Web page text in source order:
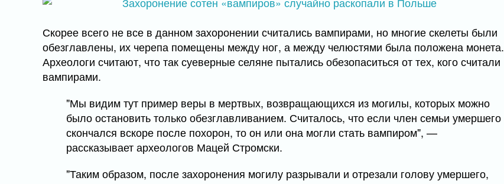
Скорее всего не все в данном захоронении считались вампирами, но многие скелеты были
обезглавлены, их черепа помещены между ног, а между челюстями была положена монета.
Археологи считают, что так суеверные селяне пытались обезопаситься от тех, кого считали
вампирами.
"Мы видим тут пример веры в мертвых, возвращающихся из могилы, которых можно
было остановить только обезглавливанием. Считалось, что если член семьи умершего
скончался вскоре после похорон, то он или она могли стать вампиром", —
рассказывает археологов Мацей Стромски.
"Таким образом, после захоронения могилу разрывали и отрезали голову умершего,